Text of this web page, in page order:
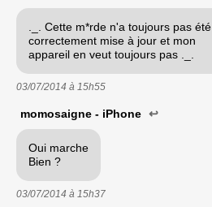
._. Cette m*rde n'a toujours pas été
correctement mise à jour et mon
appareil en veut toujours pas ._.
03/07/2014 à 15h55
momosaigne - iPhone ↩
Oui marche
Bien ?
03/07/2014 à 15h37